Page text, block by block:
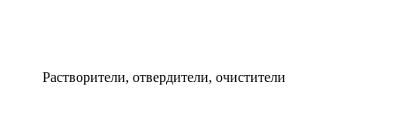
Растворители, отвердители, очистители